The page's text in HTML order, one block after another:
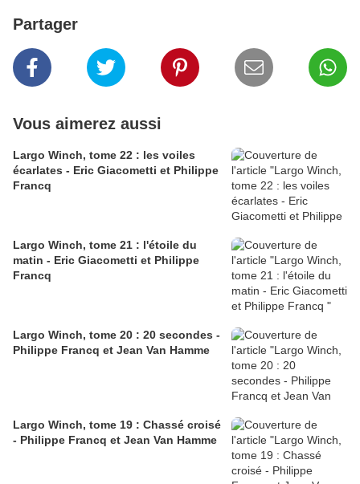
Partager
Vous aimerez aussi
Largo Winch, tome 22 : les voiles
écarlates - Eric Giacometti et Philippe
Francq
Largo Winch, tome 21 : l'étoile du
matin - Eric Giacometti et Philippe
Francq
Largo Winch, tome 20 : 20 secondes -
Philippe Francq et Jean Van Hamme
Largo Winch, tome 19 : Chassé croisé
- Philippe Francq et Jean Van Hamme